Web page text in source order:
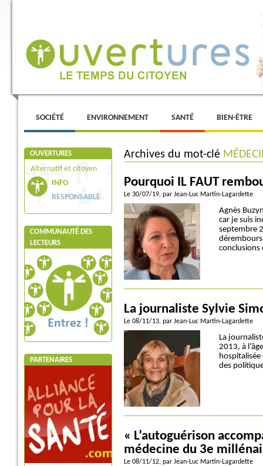
Menu principal
ALLER AU CONTENU PRINCIPAL
ALLER AU CONTENU SECONDAIRE
SOCIÉTÉ ENVIRONNEMENT SANTÉ BIEN-ÊTRE
OUVERTURES
Alternatif et citoyen
INFO
RESPONSABLE
COMMUNAUTÉ DES
LECTEURS
PARTENAIRES
Archives du mot-clé
Pourquoi IL FAUT
Le 30/07/19, par Jean-Luc Martin-Lagardette
Agnès
car je suis
septembre
conclusions
La journaliste Sylvie
Le 08/11/13, par Jean-Luc Martin-Lagardette
La
2013, à
des
« L’autoguérison
médecine du 3e
Le 08/11/12, par Jean-Luc Martin-Lagardette